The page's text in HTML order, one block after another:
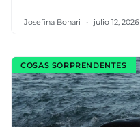
Josefina Bonari julio 12, 2026
COSAS SORPRENDENTES